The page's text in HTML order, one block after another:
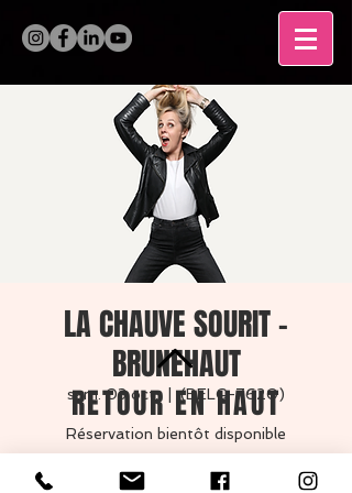
LA CHAUVE SOURIT -
BRUNEHAUT
sam. 03 oct.
  |
(BELG-7620)
Réservation bientôt disponible
RETOUR EN HAUT
MENTIONS LÉGALES